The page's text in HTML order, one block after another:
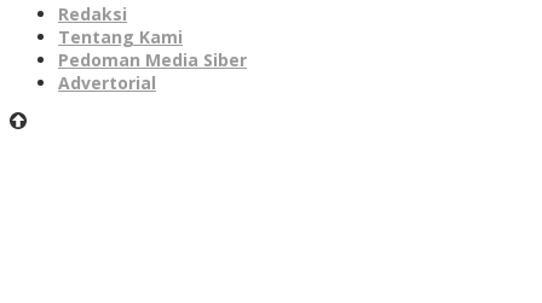
Redaksi
Tentang Kami
Pedoman Media Siber
Advertorial